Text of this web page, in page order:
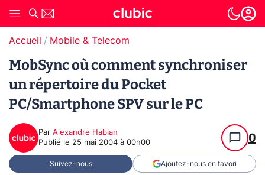
Accueil Mobile & Telecom
MobSync où comment synchroniser
un répertoire du Pocket
PC/Smartphone SPV sur le PC
Par Alexandre Habian
Publié le 25 mai 2004 à 00h00 0
Suivez-nous Ajoutez-nous en favori